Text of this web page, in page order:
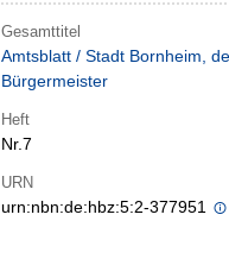
Gesamttitel
Amtsblatt / Stadt Bornheim,
Bürgermeister
Heft
Nr.7
URN
urn:nbn:de:hbz:5:2-377951